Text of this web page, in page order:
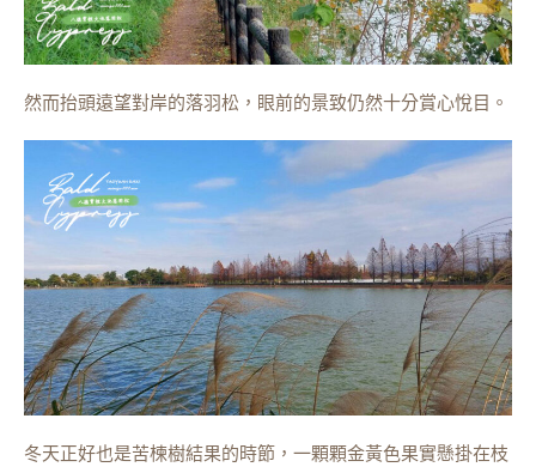
然而抬頭遠望對岸的落羽松，眼前的景致仍然十分賞心悅目。
冬天正好也是苦楝樹結果的時節，一顆顆金黃色果實懸掛在枝